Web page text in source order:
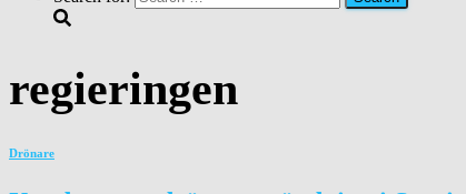
regieringen
Drönare